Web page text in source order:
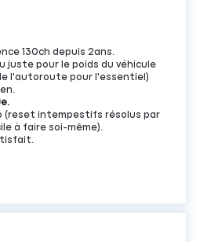
130ch depuis 2ans.
juste pour le poids du véhicule
l'autoroute pour l'essentiel)
(reset intempestifs résolus par
à faire soi-même).